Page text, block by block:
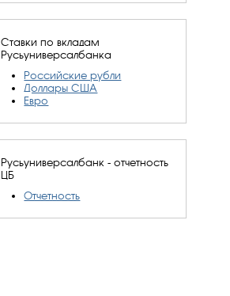
Ставки по вкладам
Русьуниверсалбанка
Российские рубли
Доллары США
Евро
Русьуниверсалбанк - отчетность
ЦБ
Отчетность